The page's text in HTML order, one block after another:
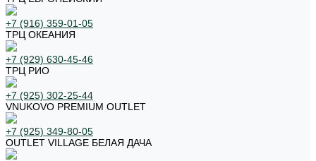
+7 (916) 359-01-05
ТРЦ ОКЕАНИЯ
+7 (929) 630-45-46
ТРЦ РИО
+7 (925) 302-25-44
VNUKOVO PREMIUM OUTLET
+7 (925) 349-80-05
OUTLET VILLAGE БЕЛАЯ ДАЧА